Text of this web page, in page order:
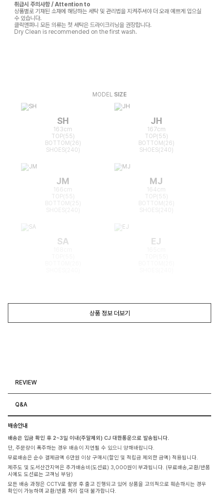
취급시 주의사항 / Attention to
상품별로 기재된 소재에 해당하는 세탁 및 관리법을 지켜주셔야 더 오래 예쁘게 입으실
수 있습니다.
클릭앤퍼니 모든 의류는 첫 세탁은 드라이크리닝을 권장합니다.
Dry Clean is recommended on the first wash.
MODEL SIZE
SH
163cm
TOP(55)
BOTTOM(26)
SHOES(240)
JH
167cm
TOP(55)
BOTTOM(26)
SHOES(240)
JM
166cm
TOP(55)
BOTTOM(25)
MJ
164cm
TOP(55)
BOTTOM(26)
SA EJ
상품 정보 더보기
REVIEW
Q&A
배송안내
배송은 입금 확인 후 2~3일 이내(주말제외) CJ 대한통운으로 발송됩니다.
단, 주문량이 폭주하는 경우 배송이 지연될 수 있으니 양해바랍니다.
무료배송은 순수 결제금액 6만원 이상 구매시(할인 및 적립금 제외한 금액) 적용됩니다.
제주도 및 도서산간지역은 추가배송비(도선료) 3,000원이 부과됩니다. (무료배송,교환/반품
시에도 도선료는 고객님 부담)
모든 배송 과정은 CCTV로 촬영 후 출고 진행되고 있어 상품을 고의적으로 훼손하시는 경우
확인이 가능하며 교환/반품 처리 절대 불가합니다.